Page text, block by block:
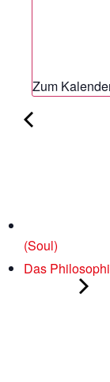
Zum
(Soul)
Das